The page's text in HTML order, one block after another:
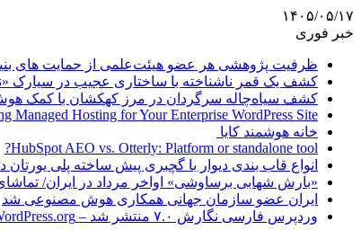
۱۴۰۵/۰۵/۱۷
خبر فوری
ظرفیت پژوهشی هر عضو هیئت‌علمی از حمایت های
کشف یک قمر ناشناخته با ساختاری عجیب در سیارک
کشف سیاه‌چاله سرگردان در مرز کهکشان با کمک
Managed Hosting for Your Enterprise WordPress Site
خانه هوشمند کایا
HubSpot AEO vs. Otterly: Platform or standalone tool?
انواع قاب بندی دیوار با گچبری پیش ساخته پلی
«بارش شهابی برساوشی» اواخر مرداد در ایران/ تماشای ۶۰ شهاب در هر
ایران عضو سازمان جهانی همکاری هوش مصنوعی شد
وردپرس فارسی نگارش ۷.۰ منتشر شد – WordPress.org فارسی